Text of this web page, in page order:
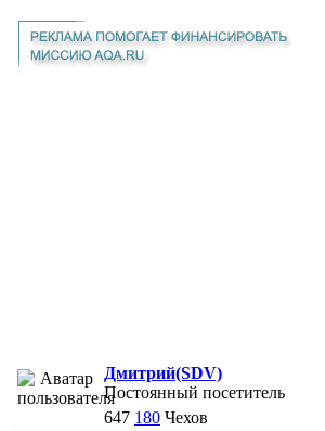
Дмитрий(SDV)
Постоянный посетитель
647 180 Чехов